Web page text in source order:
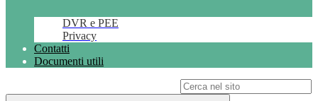
DVR e PEE
Privacy
Contatti
Documenti utili